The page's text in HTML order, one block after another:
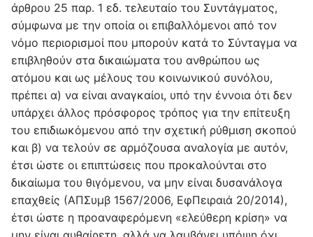
άρθρου 25 παρ. 1 εδ. τελευταίο του Συντάγματος,
σύμφωνα με την οποία οι επιβαλλόμενοι από τον
νόμο περιορισμοί που μπορούν κατά το Σύνταγμα να
επιβληθούν στα δικαιώματα του ανθρώπου ως
ατόμου και ως μέλους του κοινωνικού συνόλου,
πρέπει α) να είναι αναγκαίοι, υπό την έννοια ότι δεν
υπάρχει άλλος πρόσφορος τρόπος για την επίτευξη
του επιδιωκόμενου από την σχετική ρύθμιση σκοπού
και β) να τελούν σε αρμόζουσα αναλογία με αυτόν,
έτσι ώστε οι επιπτώσεις που προκαλούνται στο
δικαίωμα του θιγόμενου, να μην είναι δυσανάλογα
επαχθείς (ΑΠΣυμβ 1567/2006, ΕφΠειραιά 20/2014),
έτσι ώστε η προαναφερόμενη «ελεύθερη κρίση» να